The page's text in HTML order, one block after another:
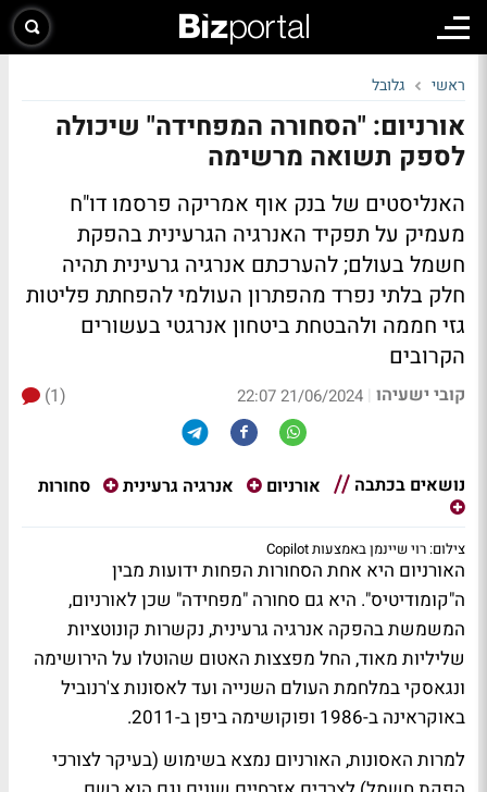
ראשי גלובל
אורניום: "הסחורה המפחידה" שיכולה
לספק תשואה מרשימה
האנליסטים של בנק אוף אמריקה פרסמו דו"ח
מעמיק על תפקיד האנרגיה הגרעינית בהפקת
חשמל בעולם; להערכתם אנרגיה גרעינית תהיה
חלק בלתי נפרד מהפתרון העולמי להפחתת פליטות
גזי חממה ולהבטחת ביטחון אנרגטי בעשורים
הקרובים
קובי ישעיהו |
21/06/2024 22:07
(1)
נושאים בכתבה אורניום אנרגיה גרעינית סחורות
צילום: רוי שיינמן באמצעות Copilot
האורניום היא אחת הסחורות הפחות ידועות מבין
ה"קומודיטיס". היא גם סחורה "מפחידה" שכן לאורניום,
המשמשת בהפקה אנרגיה גרעינית, נקשרות קונוטציות
שליליות מאוד, החל מפצצות האטום שהוטלו על הירושימה
ונגאסקי במלחמת העולם השנייה ועד לאסונות צ'רנוביל
באוקראינה ב-1986 ופוקושימה ביפן ב-2011.
למרות האסונות, האורניום נמצא בשימוש (בעיקר לצורכי